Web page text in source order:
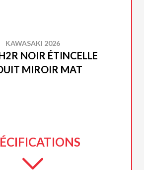
KAWASAKI 2026
NOIR ÉTINCELLE
MIROIR MAT